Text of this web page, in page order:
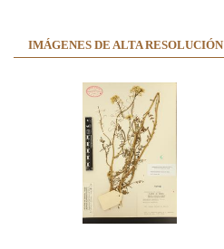
IMÁGENES DE ALTA RESOLUCIÓN